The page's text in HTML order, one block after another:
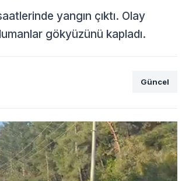
yangın çıktı. Olay
gökyüzünü kapladı.
Güncel